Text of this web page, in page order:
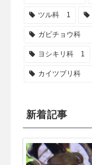
ツル科 1
ガビチョウ科
ヨシキリ科 1
カイツブリ科
新着記事